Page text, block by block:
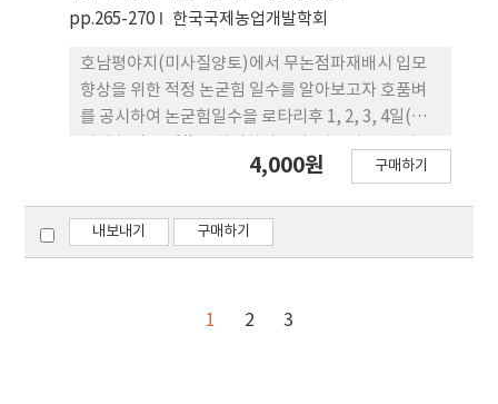
하여도 관행관개방식에 비해 벼의 생육 및 수량, 그리
고 미질에 차이가 없었던 반면 물생산성을 높이는 결
과를 보였다. 따라서 벼 재배시용수절약 측면에서 간
단관개의 적용이 가능할 것으로 보인다.간단관개를
포함한 종합적인 재배기술을 연구하여 관개비용의절
감이나 수량의 증대 같은 이익적 요소들이 제공된다
면 농가에서도 관심을 갖게 될 것으로 생각된다.
pp.265-270
한국국제농업개발학회
호남평야지(미사질양토)에서 무논점파재배시 입모
향상을 위한 적정 논굳힘 일수를 알아보고자 호품벼
를 공시하여 논굳힘일수을 로타리후 1, 2, 3, 4일(로
법을 알아보고자 파종 후 물관리는무담수, 간헐담수
처리시기를 알아보고자 제초제 처리시기를 파종 후
10, 12, 14, 16로 하여 입모수 및 초기생육을 조사하
및 4일 논굳힘에서는 m2당 88개 및 83개로 적었으
4,000원 구매하기
내보내기 구매하기
1 2 3